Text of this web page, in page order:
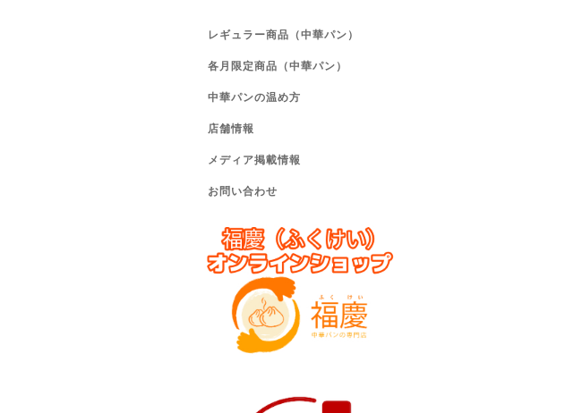
レギュラー商品（中華パン）
各月限定商品（中華パン）
中華パンの温め方
店舗情報
メディア掲載情報
お問い合わせ